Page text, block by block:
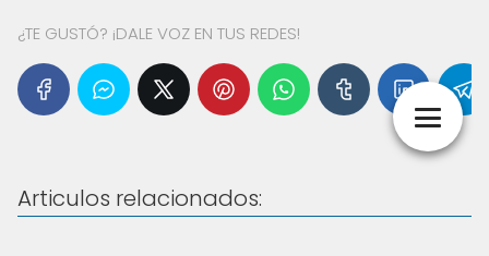
¿TE GUSTÓ? ¡DALE VOZ EN TUS REDES!
Articulos relacionados: